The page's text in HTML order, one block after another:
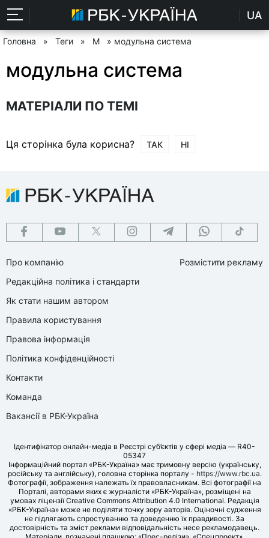
UA
Головна » Теги » М » модульна система
модульна система
МАТЕРІАЛИ ПО ТЕМІ
Ця сторінка була корисна? ТАК НІ
Про компанію
Редакційна політика і стандарти
Як стати нашим автором
Правила користування
Правова інформація
Політика конфіденційності
Контакти
Команда
Вакансії в РБК-Україна
Розмістити рекламу
Ідентифікатор онлайн-медіа в Реєстрі суб’єктів у сфері медіа — R40-
05347
Інформаційний портал «РБК-Україна» має тримовну версію (українську,
російську та англійську), головна сторінка порталу - https://www.rbc.ua.
Фотографії, зображення належать їх правовласникам. Всі фотографії на
Порталі, авторами яких є журналісти «РБК-Україна», розміщені на
умовах ліцензії Creative Commons Attribution 4.0 International. Редакція
«РБК-Україна» може не поділяти точку зору авторів. Оціночні судження
не підлягають спростуванню та доведенню їх правдивості. За
достовірність та зміст реклами відповідальність несе рекламодавець.